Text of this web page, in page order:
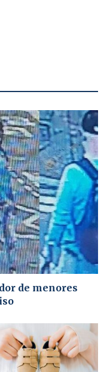
de menores